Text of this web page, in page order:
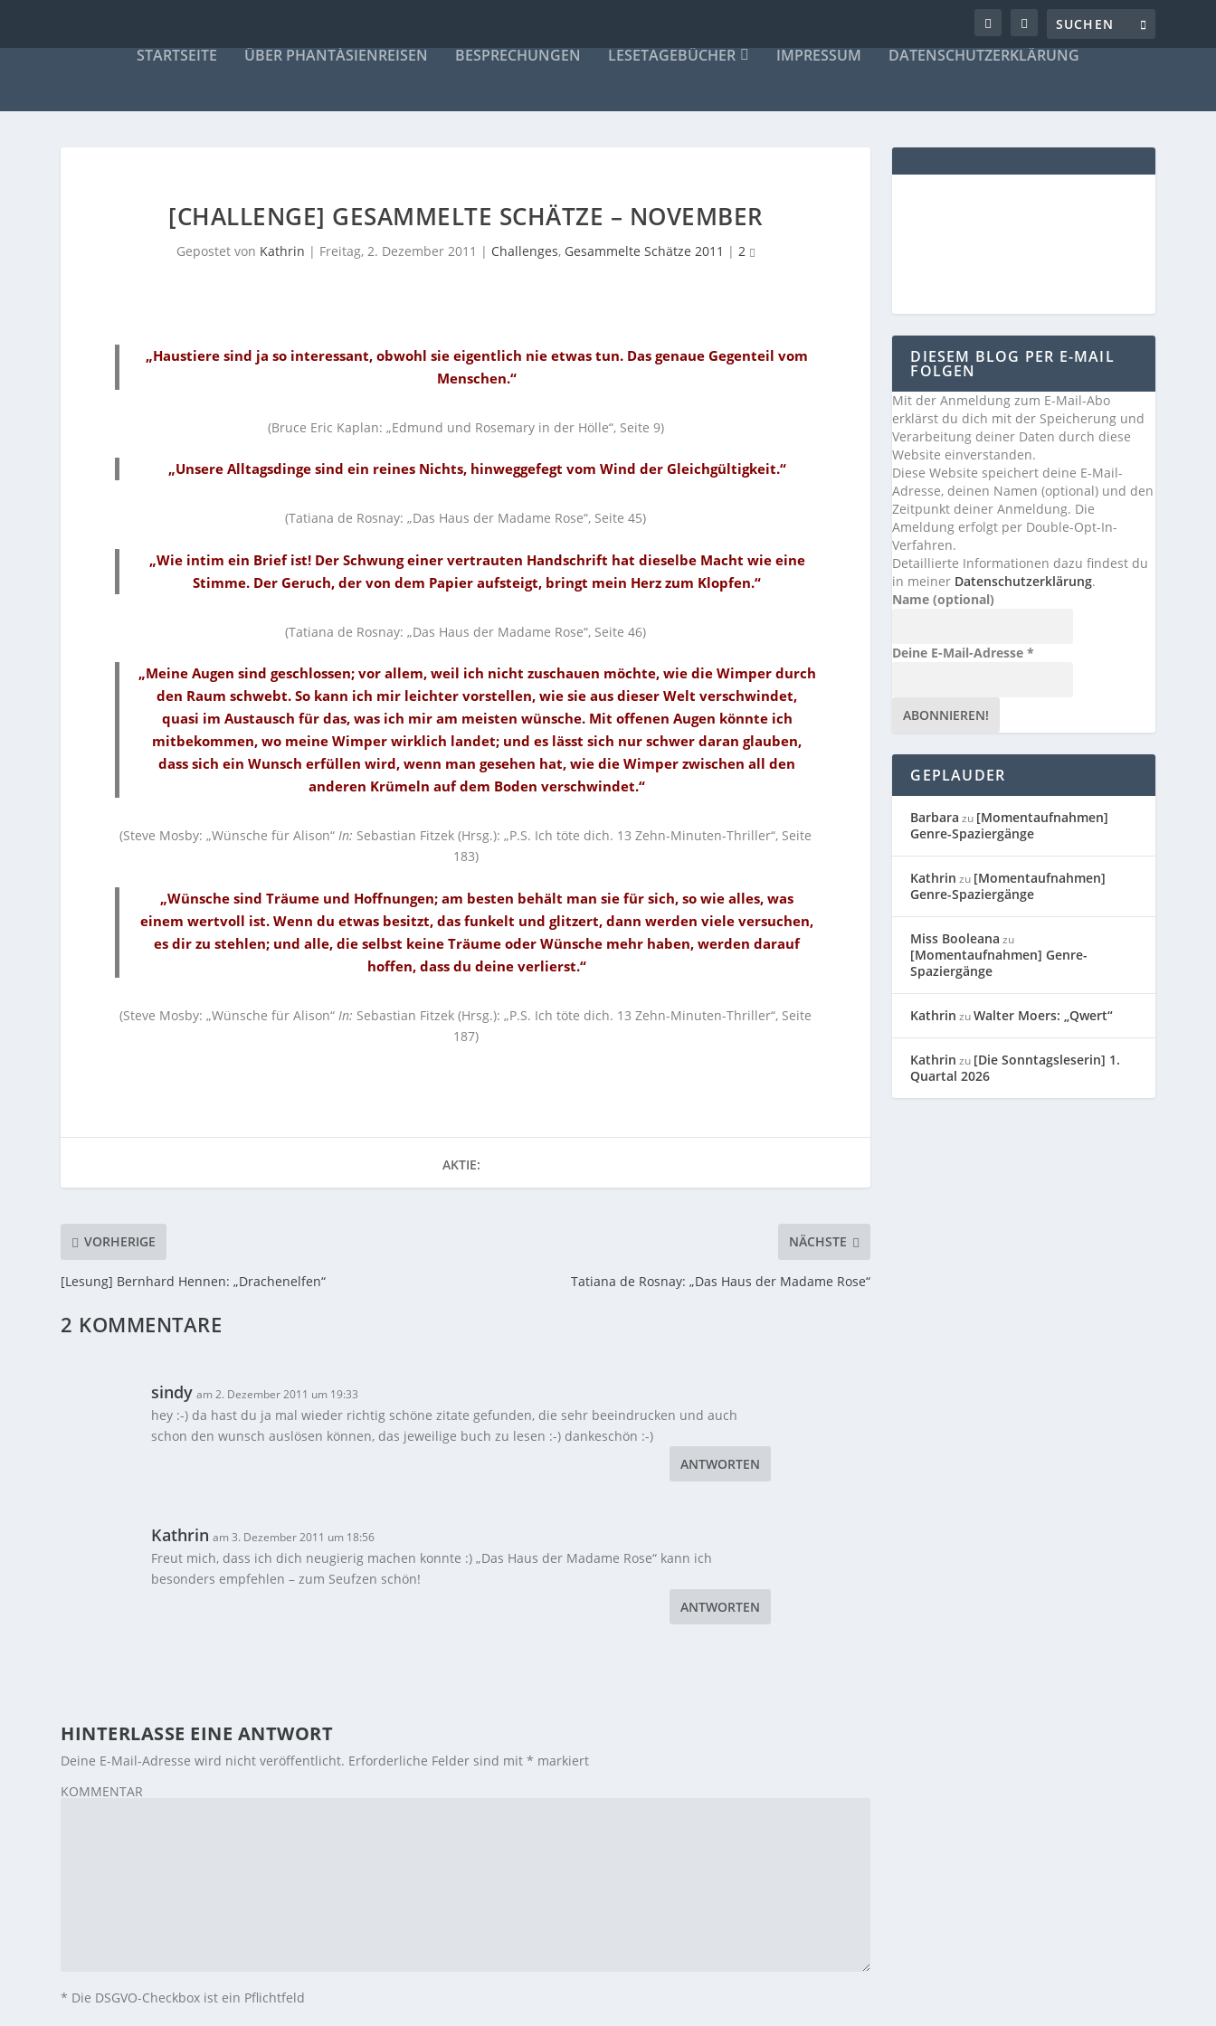
STARTSEITE ÜBER PHANTÁSIENREISEN BESPRECHUNGEN LESETAGEBÜCHER IMPRESSUM DATENSCHUTZERKLÄRUNG
[CHALLENGE] GESAMMELTE SCHÄTZE – NOVEMBER
Gepostet von Kathrin | Freitag, 2. Dezember 2011 | Challenges, Gesammelte Schätze 2011 | 2
„Haustiere sind ja so interessant, obwohl sie eigentlich nie etwas tun. Das genaue Gegenteil vom
Menschen.“
(Bruce Eric Kaplan: „Edmund und Rosemary in der Hölle“, Seite 9)
„Unsere Alltagsdinge sind ein reines Nichts, hinweggefegt vom Wind der Gleichgültigkeit.“
(Tatiana de Rosnay: „Das Haus der Madame Rose“, Seite 45)
„Wie intim ein Brief ist! Der Schwung einer vertrauten Handschrift hat dieselbe Macht wie eine
Stimme. Der Geruch, der von dem Papier aufsteigt, bringt mein Herz zum Klopfen.“
(Tatiana de Rosnay: „Das Haus der Madame Rose“, Seite 46)
„Meine Augen sind geschlossen; vor allem, weil ich nicht zuschauen möchte, wie die Wimper durch
den Raum schwebt. So kann ich mir leichter vorstellen, wie sie aus dieser Welt verschwindet,
quasi im Austausch für das, was ich mir am meisten wünsche. Mit offenen Augen könnte ich
mitbekommen, wo meine Wimper wirklich landet; und es lässt sich nur schwer daran glauben,
dass sich ein Wunsch erfüllen wird, wenn man gesehen hat, wie die Wimper zwischen all den
anderen Krümeln auf dem Boden verschwindet.“
(Steve Mosby: „Wünsche für Alison“In: Sebastian Fitzek (Hrsg.): „P.S. Ich töte dich. 13 Zehn-Minuten-Thriller“, Seite
183)
„Wünsche sind Träume und Hoffnungen; am besten behält man sie für sich, so wie alles, was
einem wertvoll ist. Wenn du etwas besitzt, das funkelt und glitzert, dann werden viele versuchen,
es dir zu stehlen; und alle, die selbst keine Träume oder Wünsche mehr haben, werden darauf
hoffen, dass du deine verlierst.“
(Steve Mosby: „Wünsche für Alison“ In: Sebastian Fitzek (Hrsg.): „P.S. Ich töte dich. 13 Zehn-Minuten-Thriller“, Seite
187)
AKTIE:
VORHERIGE
[Lesung] Bernhard Hennen: „Drachenelfen“
NÄCHSTE
Tatiana de Rosnay: „Das Haus der Madame Rose“
2 KOMMENTARE
sindy am 2. Dezember 2011 um 19:33
hey :-) da hast du ja mal wieder richtig schöne zitate gefunden, die sehr beeindrucken und auch
schon den wunsch auslösen können, das jeweilige buch zu lesen :-) dankeschön :-)
ANTWORTEN
Kathrin am 3. Dezember 2011 um 18:56
Freut mich, dass ich dich neugierig machen konnte :) „Das Haus der Madame Rose“ kann ich
besonders empfehlen – zum Seufzen schön!
ANTWORTEN
HINTERLASSE EINE ANTWORT
Deine E-Mail-Adresse wird nicht veröffentlicht. Erforderliche Felder sind mit* markiert
KOMMENTAR
* Die DSGVO-Checkbox ist ein Pflichtfeld
DIESEM BLOG PER E-MAIL
FOLGEN
Mit der Anmeldung zum E-Mail-Abo
erklärst du dich mit der Speicherung und
Verarbeitung deiner Daten durch diese
Website einverstanden.
Diese Website speichert deine E-Mail-
Adresse, deinen Namen (optional) und den
Zeitpunkt deiner Anmeldung. Die
Ameldung erfolgt per Double-Opt-In-
Verfahren.
Detaillierte Informationen dazu findest du
in meiner Datenschutzerklärung.
Name (optional)
Deine E-Mail-Adresse*
GEPLAUDER
Barbara zu [Momentaufnahmen]
Genre-Spaziergänge
Kathrin zu [Momentaufnahmen]
Genre-Spaziergänge
Miss Booleana zu
[Momentaufnahmen] Genre-
Spaziergänge
Kathrin zuWalter Moers: „Qwert“
Kathrin zu [Die Sonntagsleserin] 1.
Quartal 2026